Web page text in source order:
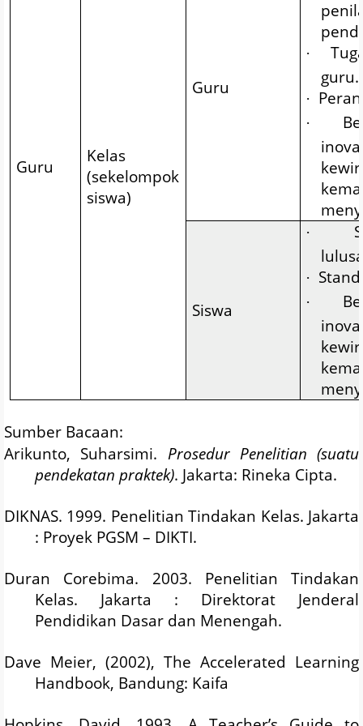
Guru
Kelas
(sekelompok
siswa)
Guru
·
guru.
·
·
Siswa
·
·
·
Sumber Bacaan:
Arikunto, Suharsimi. Prosedur Penelitian (suatu
pendekatan praktek). Jakarta: Rineka Cipta.
DIKNAS. 1999. Penelitian Tindakan Kelas. Jakarta
: Proyek PGSM – DIKTI.
Duran Corebima. 2003. Penelitian Tindakan
Kelas. Jakarta : Direktorat Jenderal
Pendidikan Dasar dan Menengah.
Dave Meier, (2002), The Accelerated Learning
Handbook, Bandung: Kaifa